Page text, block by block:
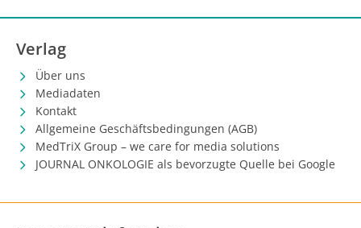
Verlag
Über uns
Mediadaten
Kontakt
Allgemeine Geschäftsbedingungen (AGB)
MedTriX Group – we care for media solutions
JOURNAL ONKOLOGIE als bevorzugte Quelle bei Google